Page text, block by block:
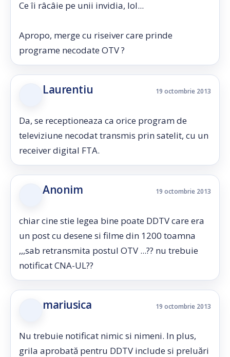
Ce îi râcâie pe unii invidia, lol...
Apropo, merge cu riseiver care prinde
programe necodate OTV ?
Laurentiu 19 octombrie 2013
Da, se receptioneaza ca orice program de
televiziune necodat transmis prin satelit, cu un
receiver digital FTA.
Anonim 19 octombrie 2013
chiar cine stie legea bine poate DDTV care era
un post cu desene si filme din 1200 toamna
,,,sab retransmita postul OTV ...?? nu trebuie
notificat CNA-UL??
mariusica 19 octombrie 2013
Nu trebuie notificat nimic si nimeni. In plus,
grila aprobată pentru DDTV include si preluări